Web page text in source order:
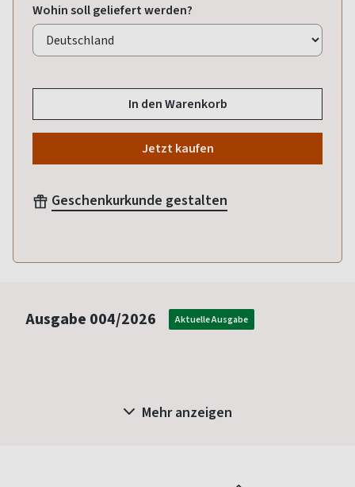
Wohin soll geliefert werden?
In den Warenkorb
Jetzt kaufen
Geschenkurkunde gestalten
Ausgabe 004/2026 Aktuelle Ausgabe
Mehr anzeigen